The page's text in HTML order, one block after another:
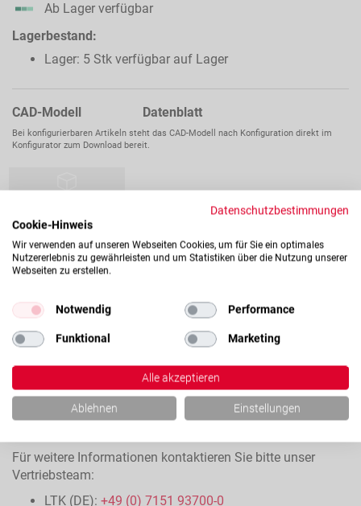
Ab Lager verfügbar
Lagerbestand:
Lager: 5 Stk verfügbar auf Lager
CAD-Modell Datenblatt
Bei konfigurierbaren Artikeln steht das CAD-Modell nach Konfiguration direkt im
Konfigurator zum Download bereit.
Für weitere Informationen kontaktieren Sie bitte unser
Vertriebsteam:
LTK (DE): +49 (0) 7151 93700-0
Datenschutzbestimmungen
Cookie-Hinweis
Wir verwenden auf unseren Webseiten Cookies, um für Sie ein optimales
Nutzererlebnis zu gewährleisten und um Statistiken über die Nutzung unserer
Webseiten zu erstellen.
Notwendig Performance
Funktional Marketing
Alle akzeptieren
Ablehnen Einstellungen